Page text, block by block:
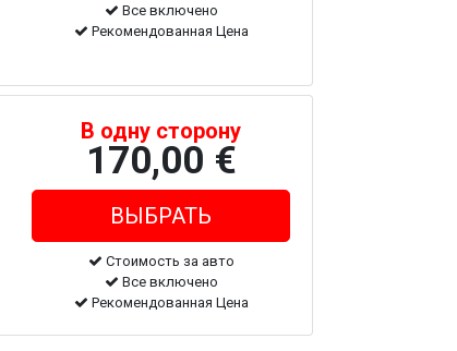
Все включено
Рекомендованная Цена
В одну сторону
170,00 €
Стоимость за авто
Все включено
Рекомендованная Цена